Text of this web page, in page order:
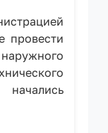
провести